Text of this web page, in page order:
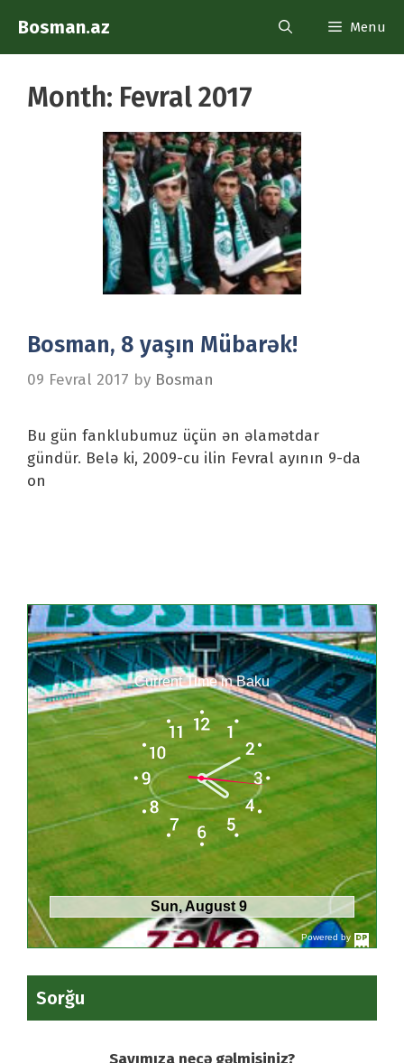
content
Bosman.az Menu
Month: Fevral 2017
Bosman, 8 yaşın Mübarək!
09 Fevral 2017 by Bosman
Bu gün fanklubumuz üçün ən əlamətdar
gündür. Belə ki, 2009-cu ilin Fevral ayının 9-da
on
Powered by
DaysPedia.c
Current Time in Baku
Sun, August 9
Sorğu
Sayımıza necə gəlmisiniz?